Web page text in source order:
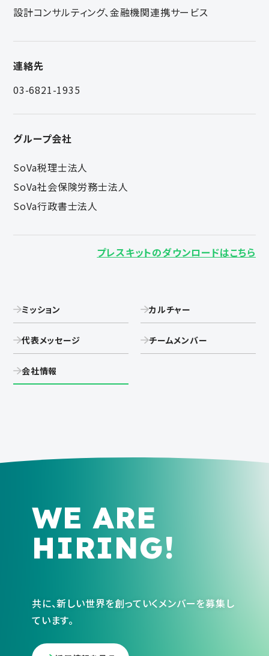
設計コンサルティング、金融機関連携サービス
連絡先
03-6821-1935
グループ会社
SoVa税理士法人
SoVa社会保険労務士法人
SoVa行政書士法人
プレスキットのダウンロードはこちら
ミッション カルチャー
代表メッセージ チームメンバー
会社情報
WE ARE
HIRING!
共に、新しい世界を創っていくメンバーを募集し
ています。